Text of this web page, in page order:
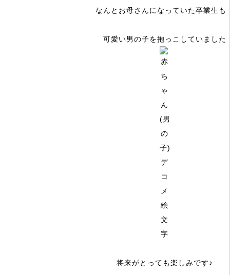
なんとお母さんになっていた卒業生も
可愛い男の子を抱っこしていました
将来がとっても楽しみです♪